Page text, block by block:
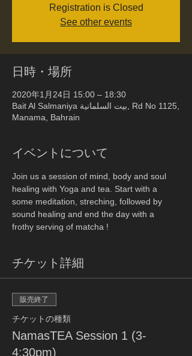
Registration is Closed
See other events
日時・場所
2020年1月24日 15:00 – 18:30
Bait Al Salmaniya بيت السلمانية, Rd No 1125,
Manama, Bahrain
イベントについて
Join us a session of mind, body and soul
healing with Yoga and tea. Start with a
some meditation, streching, followed by
sound healing and end the day with a
frothy serving of matcha !
チケット詳細
販売終了
チケットの種類
NamasTEA Session 1 (3-
4:30pm)